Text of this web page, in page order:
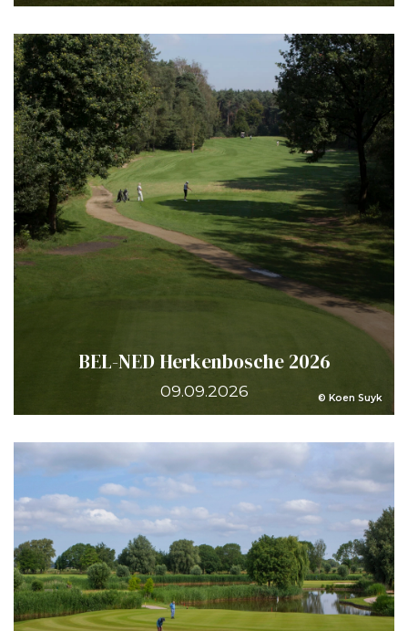
© Koen Suyk
BEL-NED Herkenbosche 2026
09.09.2026